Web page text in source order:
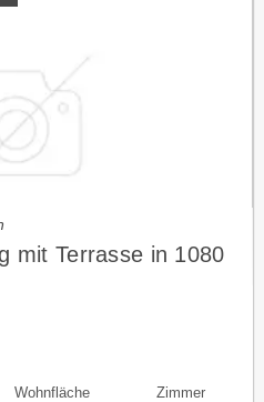
mit Terrasse in 1080
Wohnfläche Zimmer